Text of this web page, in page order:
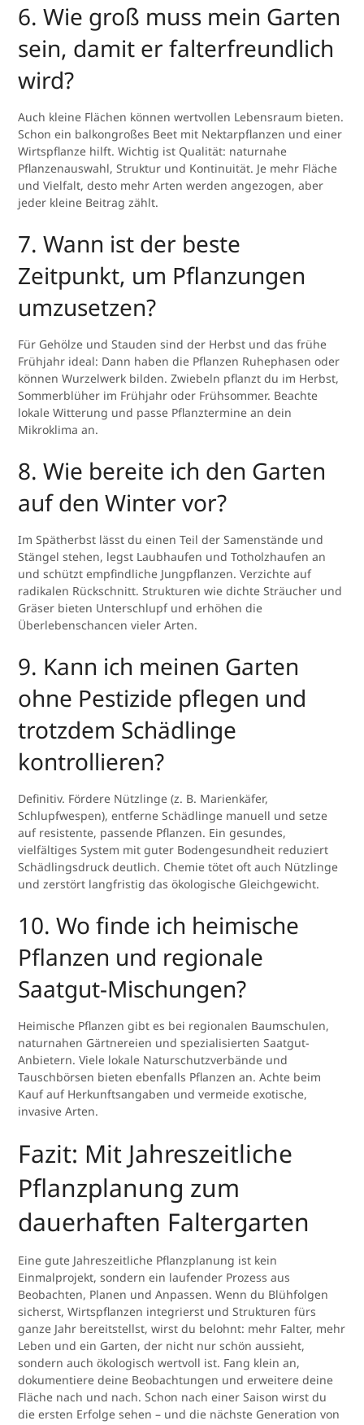
6. Wie groß muss mein Garten
sein, damit er falterfreundlich
wird?
Auch kleine Flächen können wertvollen Lebensraum bieten.
Schon ein balkongroßes Beet mit Nektarpflanzen und einer
Wirtspflanze hilft. Wichtig ist Qualität: naturnahe
Pflanzenauswahl, Struktur und Kontinuität. Je mehr Fläche
und Vielfalt, desto mehr Arten werden angezogen, aber
jeder kleine Beitrag zählt.
7. Wann ist der beste
Zeitpunkt, um Pflanzungen
umzusetzen?
Für Gehölze und Stauden sind der Herbst und das frühe
Frühjahr ideal: Dann haben die Pflanzen Ruhephasen oder
können Wurzelwerk bilden. Zwiebeln pflanzt du im Herbst,
Sommerblüher im Frühjahr oder Frühsommer. Beachte
lokale Witterung und passe Pflanztermine an dein
Mikroklima an.
8. Wie bereite ich den Garten
auf den Winter vor?
Im Spätherbst lässt du einen Teil der Samenstände und
Stängel stehen, legst Laubhaufen und Totholzhaufen an
und schützt empfindliche Jungpflanzen. Verzichte auf
radikalen Rückschnitt. Strukturen wie dichte Sträucher und
Gräser bieten Unterschlupf und erhöhen die
Überlebenschancen vieler Arten.
9. Kann ich meinen Garten
ohne Pestizide pflegen und
trotzdem Schädlinge
kontrollieren?
Definitiv. Fördere Nützlinge (z. B. Marienkäfer,
Schlupfwespen), entferne Schädlinge manuell und setze
auf resistente, passende Pflanzen. Ein gesundes,
vielfältiges System mit guter Bodengesundheit reduziert
Schädlingsdruck deutlich. Chemie tötet oft auch Nützlinge
und zerstört langfristig das ökologische Gleichgewicht.
10. Wo finde ich heimische
Pflanzen und regionale
Saatgut-Mischungen?
Heimische Pflanzen gibt es bei regionalen Baumschulen,
naturnahen Gärtnereien und spezialisierten Saatgut-
Anbietern. Viele lokale Naturschutzverbände und
Tauschbörsen bieten ebenfalls Pflanzen an. Achte beim
Kauf auf Herkunftsangaben und vermeide exotische,
invasive Arten.
Fazit: Mit Jahreszeitliche
Pflanzplanung zum
dauerhaften Faltergarten
Eine gute Jahreszeitliche Pflanzplanung ist kein
Einmalprojekt, sondern ein laufender Prozess aus
Beobachten, Planen und Anpassen. Wenn du Blühfolgen
sicherst, Wirtspflanzen integrierst und Strukturen fürs
ganze Jahr bereitstellst, wirst du belohnt: mehr Falter, mehr
Leben und ein Garten, der nicht nur schön aussieht,
sondern auch ökologisch wertvoll ist. Fang klein an,
dokumentiere deine Beobachtungen und erweitere deine
Fläche nach und nach. Schon nach einer Saison wirst du
die ersten Erfolge sehen – und die nächste Generation von